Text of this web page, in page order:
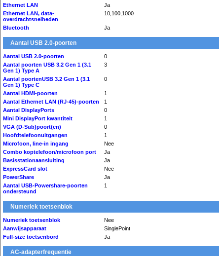
Ethernet LAN
Ja
Ethernet LAN, data-
overdrachtsnelheden
10,100,1000
Bluetooth Ja
Aantal USB 2.0-poorten
Aantal USB 2.0-poorten
0
Aantal poorten USB 3.2 Gen 1 (3.1
Gen 1) Type A
3
Aantal poortenUSB 3.2 Gen 1 (3.1
Gen 1) Type C
0
Aantal HDMI-poorten
1
Aantal Ethernet LAN (RJ-45)-poorten
1
Aantal DisplayPorts
0
Mini DisplayPort kwantiteit
1
VGA (D-Sub)poort(en)
0
Hoofdtelefoonuitgangen
1
Microfoon, line-in ingang
Nee
Combo koptelefoon/microfoon port
Ja
Basisstationaansluiting
Ja
ExpressCard slot
Nee
PowerShare
Ja
Aantal USB-Powershare-poorten
ondersteund
1
Numeriek toetsenblok
Numeriek toetsenblok
Nee
Aanwijsapparaat
SinglePoint
Full-size toetsenbord
Ja
AC-adapterfrequentie